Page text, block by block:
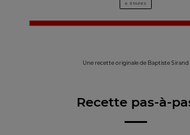
6 ÉTAPES
Une recette originale de Baptiste Sirand
Recette pas-à-